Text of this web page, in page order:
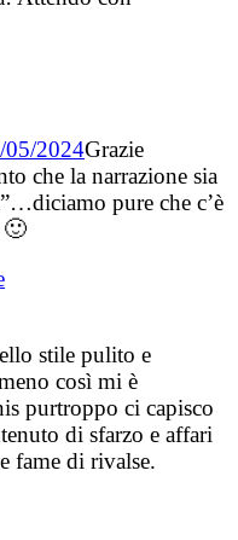
05/2024Grazie
che la narrazione sia
pure che c’è
🙂
stile pulito e
così mi è
purtroppo ci capisco
di sfarzo e affari
fame di rivalse.